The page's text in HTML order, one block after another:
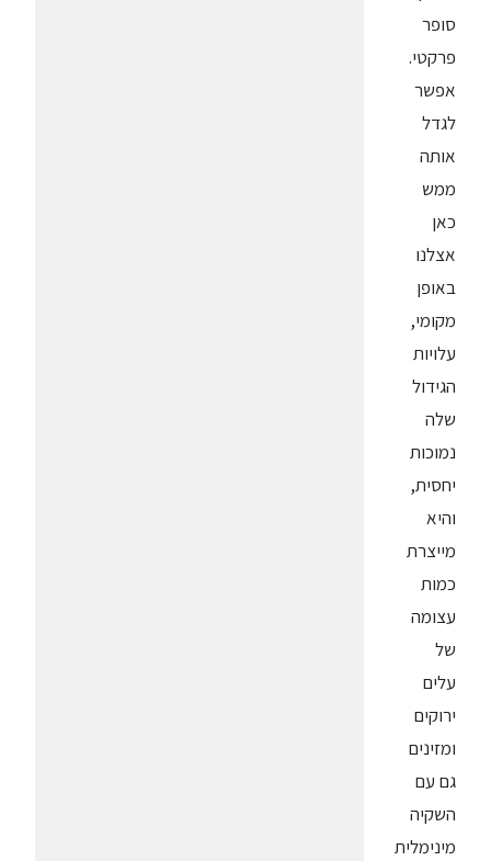
סופר
פרקטי.
אפשר
לגדל
אותה
ממש
כאן
אצלנו
באופן
מקומי,
עלויות
הגידול
שלה
נמוכות
יחסית,
והיא
מייצרת
כמות
עצומה
של
עלים
ירוקים
ומזינים
גם עם
השקיה
מינימלית